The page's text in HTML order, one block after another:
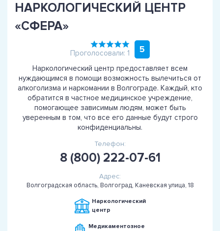
НАРКОЛОГИЧЕСКИЙ ЦЕНТР
«СФЕРА»
Проголосовали: 1 5
Наркологический центр предоставляет всем
нуждающимся в помощи возможность вылечиться от
алкоголизма и наркомании в Волгограде. Каждый, кто
обратится в частное медицинское учреждение,
помогающее зависимым людям, может быть
уверенным в том, что все его данные будут строго
конфиденциальны.
Телефон:
8 (800) 222-07-61
Адрес:
Волгоградская область, Волгоград, Каневская улица, 18
Наркологический
центр
Медикаментозное